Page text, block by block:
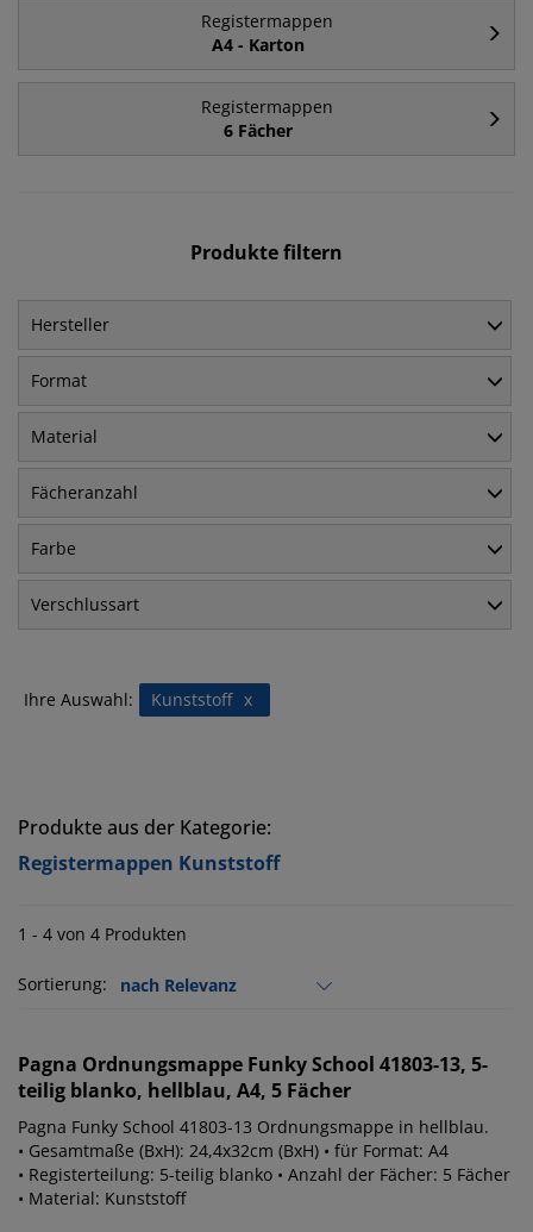
Registermappen
A4 - Karton
Registermappen
6 Fächer
Produkte filtern
Hersteller
Format
Material
Fächeranzahl
Farbe
Verschlussart
Ihre Auswahl: x
Kunststoff
Produkte aus der Kategorie:
Registermappen Kunststoff
1 - 4 von 4 Produkten
Sortierung:
Pagna Ordnungsmappe Funky School 41803-13, 5-
teilig blanko, hellblau, A4, 5 Fächer
Pagna Funky School 41803-13 Ordnungsmappe in hellblau.
• Gesamtmaße (BxH): 24,4x32cm (BxH) • für Format: A4
• Registerteilung: 5-teilig blanko • Anzahl der Fächer: 5 Fächer
• Material: Kunststoff